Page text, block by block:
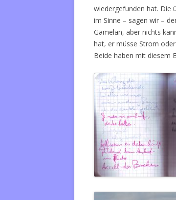
wiedergefunden hat. Die
im Sinne – sagen wir –
Gamelan, aber nichts
hat, er müsse Strom
Beide haben mit diesem